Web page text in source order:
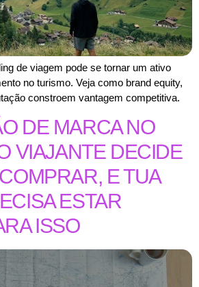
de viagem pode se tornar um ativo
no turismo. Veja como brand equity,
constroem vantagem competitiva.
DE MARCA NO
VIAJANTE DECIDE
E TUA
ESTAR
ISSO